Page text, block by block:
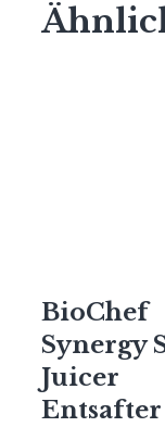
BioChef
Synergy
Juicer
Entsafter